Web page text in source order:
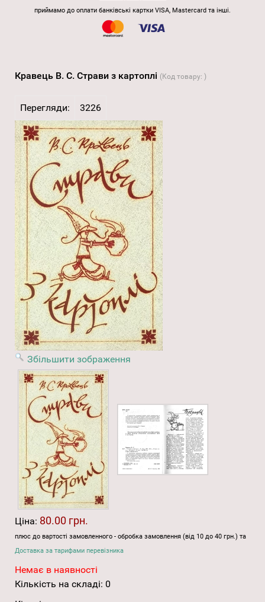
приймамо до оплати банківські картки VISA, Mastercard та інші.
Кравець В. С. Страви з картоплі (Код товару: )
Перегляди: 3226
Збільшити зображення
Ціна: 80.00 грн.
плюс до вартості замовленного - обробка замовлення (від 10 до 40 грн.) та
Доставка за тарифами перевізника
Немає в наявності
Кількість на складі: 0